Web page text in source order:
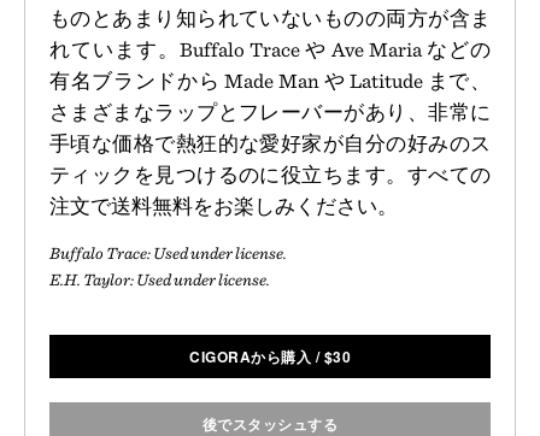
ものとあまり知られていないものの両方が含ま
れています。Buffalo Trace や Ave Maria などの
有名ブランドから Made Man や Latitude まで、
さまざまなラップとフレーバーがあり、非常に
手頃な価格で熱狂的な愛好家が自分の好みのス
ティックを見つけるのに役立ちます。すべての
注文で送料無料をお楽しみください。
Buffalo Trace: Used under license.
E.H. Taylor: Used under license.
CIGORAから購入 /$30
後でスタッシュする